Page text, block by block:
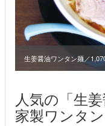
生姜醤油ワンタン麺／
人気の「生
家製ワンタ